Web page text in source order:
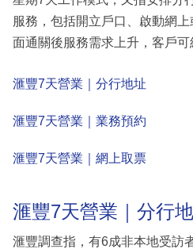
服務，包括開立戶口、啟動網
面通關後服務需求上升，客戶可
滙豐7天營業｜分行地址
滙豐7天營業｜業務預約
滙豐7天營業｜網上取票
滙豐7天營業｜分行
滙豐調查指，有6成非本地受訪